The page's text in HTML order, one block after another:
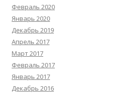
Февраль 2020
Январь 2020
Декабрь 2019
Апрель 2017
Март 2017
Февраль 2017
Январь 2017
Декабрь 2016